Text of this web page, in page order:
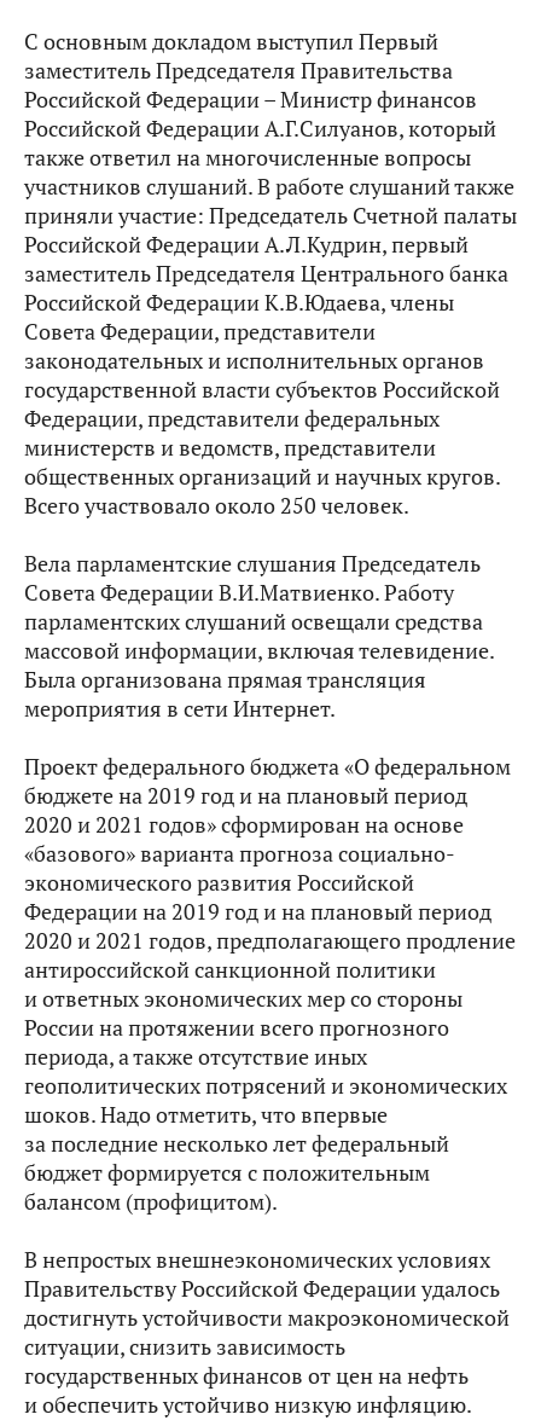
С основным докладом выступил Первый
заместитель Председателя Правительства
Российской Федерации – Министр финансов
Российской Федерации А.Г.Силуанов, который
также ответил на многочисленные вопросы
участников слушаний. В работе слушаний также
приняли участие: Председатель Счетной палаты
Российской Федерации А.Л.Кудрин, первый
заместитель Председателя Центрального банка
Российской Федерации К.В.Юдаева, члены
Совета Федерации, представители
законодательных и исполнительных органов
государственной власти субъектов Российской
Федерации, представители федеральных
министерств и ведомств, представители
общественных организаций и научных кругов.
Всего участвовало около 250 человек.
Вела парламентские слушания Председатель
Совета Федерации В.И.Матвиенко. Работу
парламентских слушаний освещали средства
массовой информации, включая телевидение.
Была организована прямая трансляция
мероприятия в сети Интернет.
Проект федерального бюджета «О федеральном
бюджете на 2019 год и на плановый период
2020 и 2021 годов» сформирован на основе
«базового» варианта прогноза социально-
экономического развития Российской
Федерации на 2019 год и на плановый период
2020 и 2021 годов, предполагающего продление
антироссийской санкционной политики
и ответных экономических мер со стороны
России на протяжении всего прогнозного
периода, а также отсутствие иных
геополитических потрясений и экономических
шоков. Надо отметить, что впервые
за последние несколько лет федеральный
бюджет формируется с положительным
балансом (профицитом).
В непростых внешнеэкономических условиях
Правительству Российской Федерации удалось
достигнуть устойчивости макроэкономической
ситуации, снизить зависимость
государственных финансов от цен на нефть
и обеспечить устойчиво низкую инфляцию.